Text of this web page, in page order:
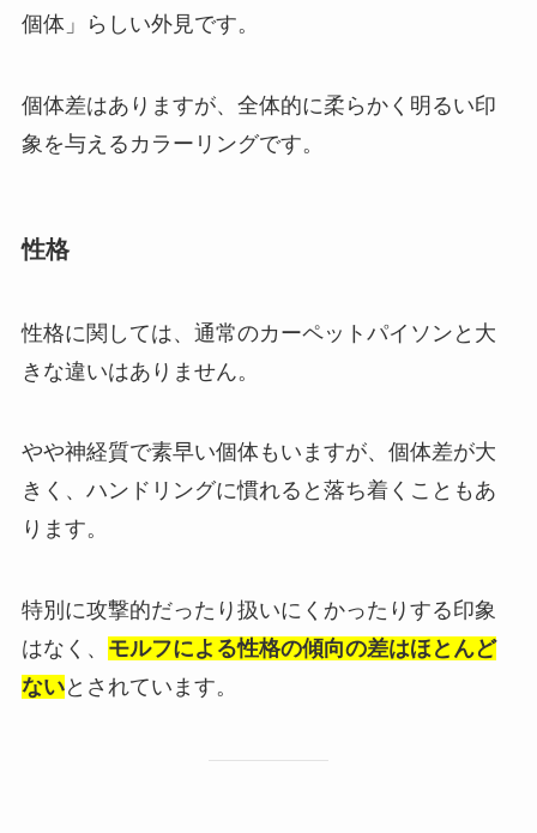
個体」らしい外見です。
個体差はありますが、全体的に柔らかく明るい印
象を与えるカラーリングです。
性格
性格に関しては、通常のカーペットパイソンと大
きな違いはありません。
やや神経質で素早い個体もいますが、個体差が大
きく、ハンドリングに慣れると落ち着くこともあ
ります。
特別に攻撃的だったり扱いにくかったりする印象
はなく、 モルフによる性格の傾向の差はほとんど
ないとされています。